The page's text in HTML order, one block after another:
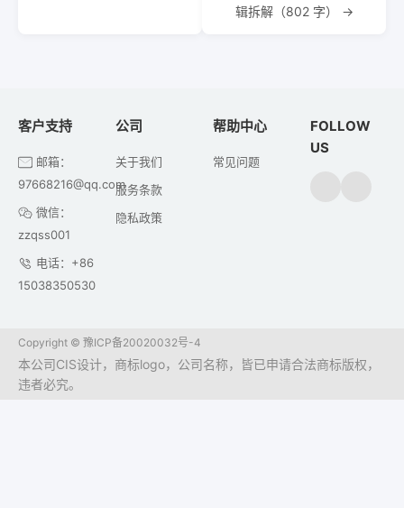
辑拆解（802 字） →
客户支持
邮箱：
97668216@qq.com
微信：
zzqss001
电话：+86
15038350530
公司
关于我们
服务条款
隐私政策
帮助中心
常见问题
FOLLOW
US
Copyright © 豫ICP备20020032号-4
本公司CIS设计，商标logo，公司名称，皆已申请合法商标版权，
违者必究。